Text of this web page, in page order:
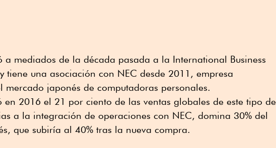
a mediados de la década pasada a la International Business
tiene una asociación con NEC desde 2011, empresa
mercado japonés de computadoras personales.
en 2016 el 21 por ciento de las ventas globales de este tipo de
a la integración de operaciones con NEC, domina 30% del
que subiría al 40% tras la nueva compra.